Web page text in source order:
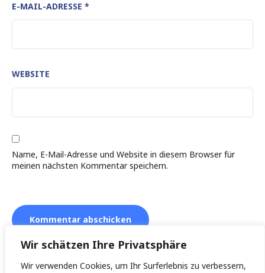
Wir schätzen Ihre Privatsphäre
Wir verwenden Cookies, um Ihr Surferlebnis zu verbessern,
E-MAIL-ADRESSE *
WEBSITE
Name, E-Mail-Adresse und Website in diesem Browser für
meinen nächsten Kommentar speichern.